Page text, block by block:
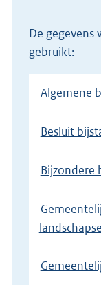
De gegevens worden in de volgende besluit(en)
gebruikt:
Algemene
Besluit
Bijzondere